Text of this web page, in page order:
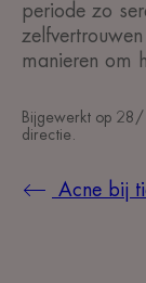
periode zo
manieren om
Bijgewerkt op 28/
directie
Acne bij